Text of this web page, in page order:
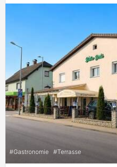
#Gastronomie #Terrasse